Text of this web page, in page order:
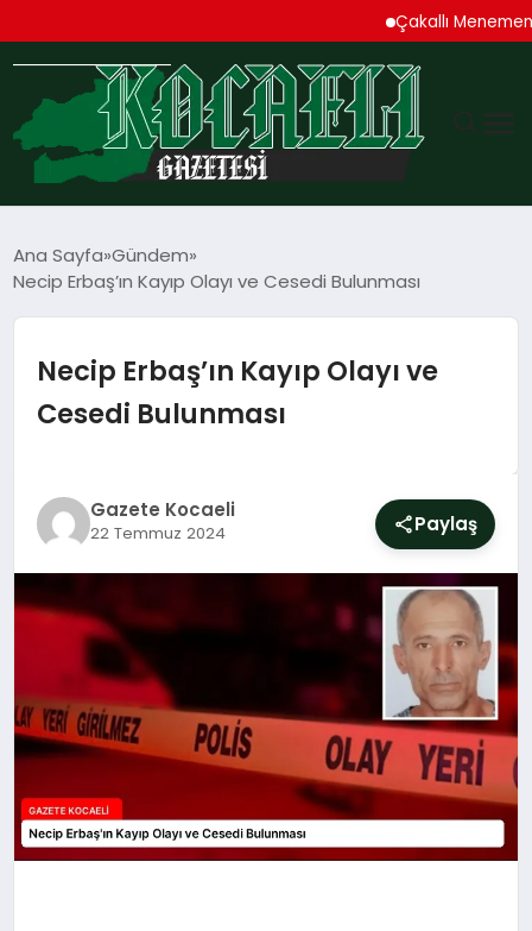
Çakallı Menemeni
TEKNOLOJI
EKONOMI
SPOR
SIYASET
YAŞAM
DÜNYA
SAĞLIK
Ana Sayfa Gündem
Necip Erbaş’ın Kayıp Olayı ve Cesedi Bulunması
Necip Erbaş’ın Kayıp Olayı ve
Cesedi Bulunması
Gazete Kocaeli
22 Temmuz 2024 Paylaş